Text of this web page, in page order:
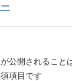
公開されること
項目です